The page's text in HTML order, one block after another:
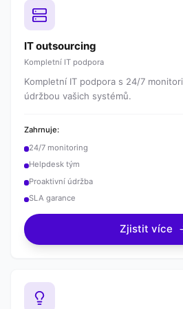
IT outsourcing
Kompletní IT podpora
Kompletní IT podpora s 24/7
údržbou vašich systémů.
Zahrnuje:
24/7 monitoring
Helpdesk tým
Proaktivní údržba
SLA garance
Zjistit více